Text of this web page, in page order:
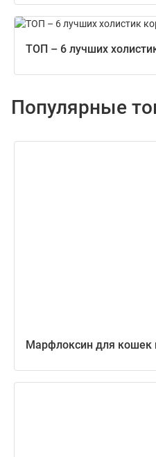
ТОП – 6 лучших
Популярные
Марфлоксин для кошек